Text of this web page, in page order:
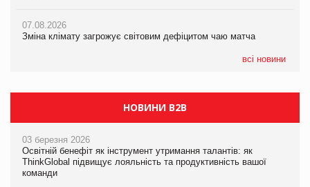
07.08.2026
Зміна клімату загрожує світовим дефіцитом чаю матча
всі новини
EVA.UA запустила кампанію «Хто б знав» про асортимент,
Kraft Heinz скоротила збиток у першому півріччі
НОВИНИ B2B
03 березня 2026
Освітній бенефіт як інструмент утримання талантів: як
ThinkGlobal підвищує лояльність та продуктивність вашої
команди